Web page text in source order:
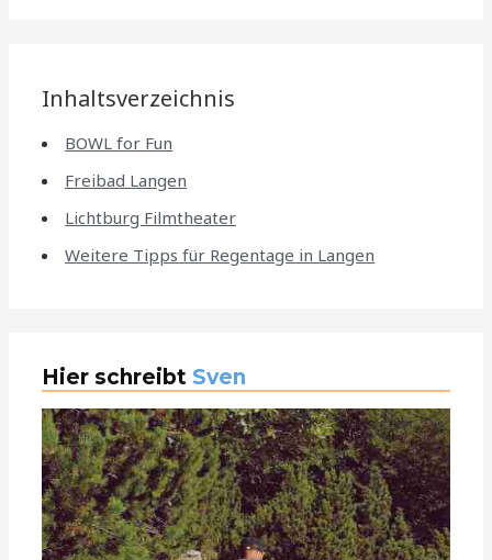
Inhaltsverzeichnis
BOWL for Fun
Freibad Langen
Lichtburg Filmtheater
Weitere Tipps für Regentage in Langen
Hier schreibt Sven